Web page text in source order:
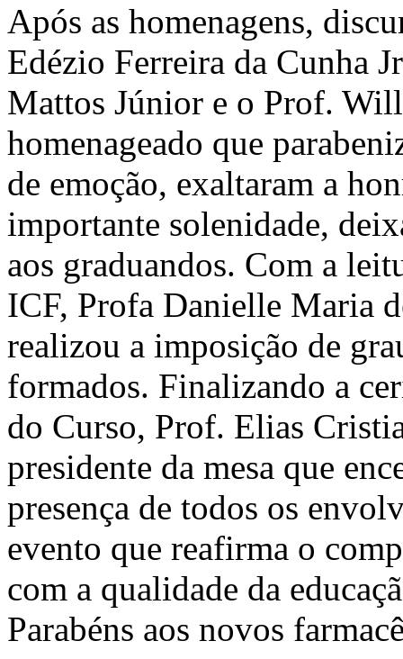
Após as homenagens,
Edézio Ferreira da Cunha
Mattos Júnior e o Prof.
homenageado que
de emoção, exaltaram a
importante solenidade,
aos graduandos. Com a
ICF, Profa Danielle Maria
realizou a imposição de
formados. Finalizando a
do Curso, Prof. Elias
presidente da mesa que
presença de todos os
evento que reafirma o
com a qualidade da
Parabéns aos novos